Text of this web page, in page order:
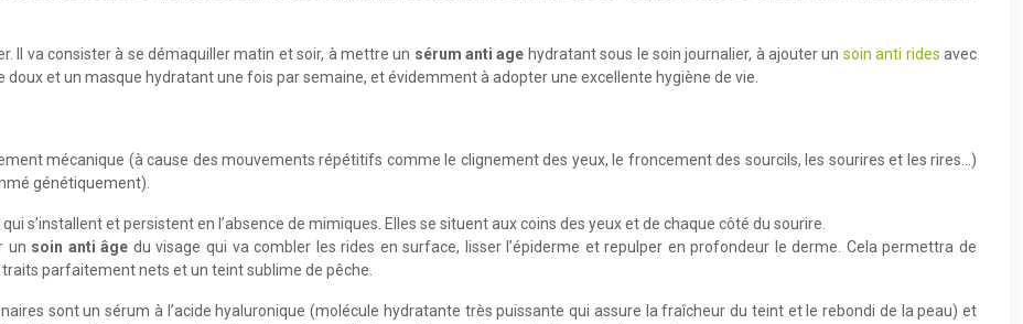
Il va consister à se démaquiller matin et soir, à mettre un sérum anti age hydratant sous le soin journalier, à ajouter un soin anti rides avec
et un masque hydratant une fois par semaine, et évidemment à adopter une excellente hygiène de vie.
mécanique (à cause des mouvements répétitifs comme le clignement des yeux, le froncement des sourcils, les sourires et les rires…)
génétiquement).
s’installent et persistent en l’absence de mimiques. Elles se situent aux coins des yeux et de chaque côté du sourire.
un soin anti âge du visage qui va combler les rides en surface, lisser l’épiderme et repulper en profondeur le derme. Cela permettra de
parfaitement nets et un teint sublime de pêche.
sont un sérum à l’acide hyaluronique (molécule hydratante très puissante qui assure la fraîcheur du teint et le rebondi de la peau) et